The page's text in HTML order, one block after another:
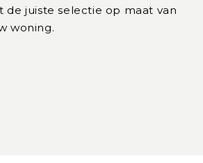
de juiste selectie op maat van
woning.